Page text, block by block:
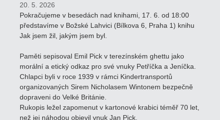
20. 5. 2026
Pokračujeme v besedách nad knihami, 17. 6. od 18:00
představíme v Božské Lahvici (Bílkova 6, Praha 1) knihu
Jak jsem žil, jakým jsem byl.
Paměti sepisoval Emil Pick v terezínském ghettu jako
morální a etický odkaz pro své vnuky Petříčka a Jeníčka.
Chlapci byli v roce 1939 v rámci Kindertransportů
organizovaných Sirem Nicholasem Wintonem bezpečně
dopraveni do Velké Británie.
Rukopis ležel zapomenut v kartonové krabici téměř 70 let,
než jej náhodou objevil vnuk Jan Pick.